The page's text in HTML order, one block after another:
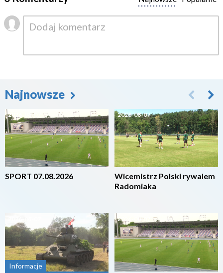
Najnowsze
2026-08-07
SPORT 07.08.2026
Informacje
2026-08-07
Wicemistrz Polski rywalem
Radomiaka
2026-08-07